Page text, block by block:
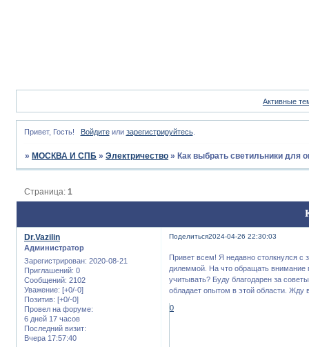
Активные
Привет, Гость! Войдитеили зарегистрируйтесь.
» МОСКВА И СПБ »Электричество » Как выбрать светильники для
Страница:1
Поделиться2024-04-26 22:30:03
Dr.Vazilin
Администратор
Зарегистрирован: 2020-08-21
Приглашений: 0
Сообщений: 2102
Уважение: [+0/-0]
Позитив: [+0/-0]
Провел на форуме:
6 дней 17 часов
Последний визит:
Вчера 17:57:40
Привет всем! Я недавно столкнулся с
дилеммой. На что обращать внимание
учитывать? Буду благодарен за
обладает опытом в этой области. Жду
0